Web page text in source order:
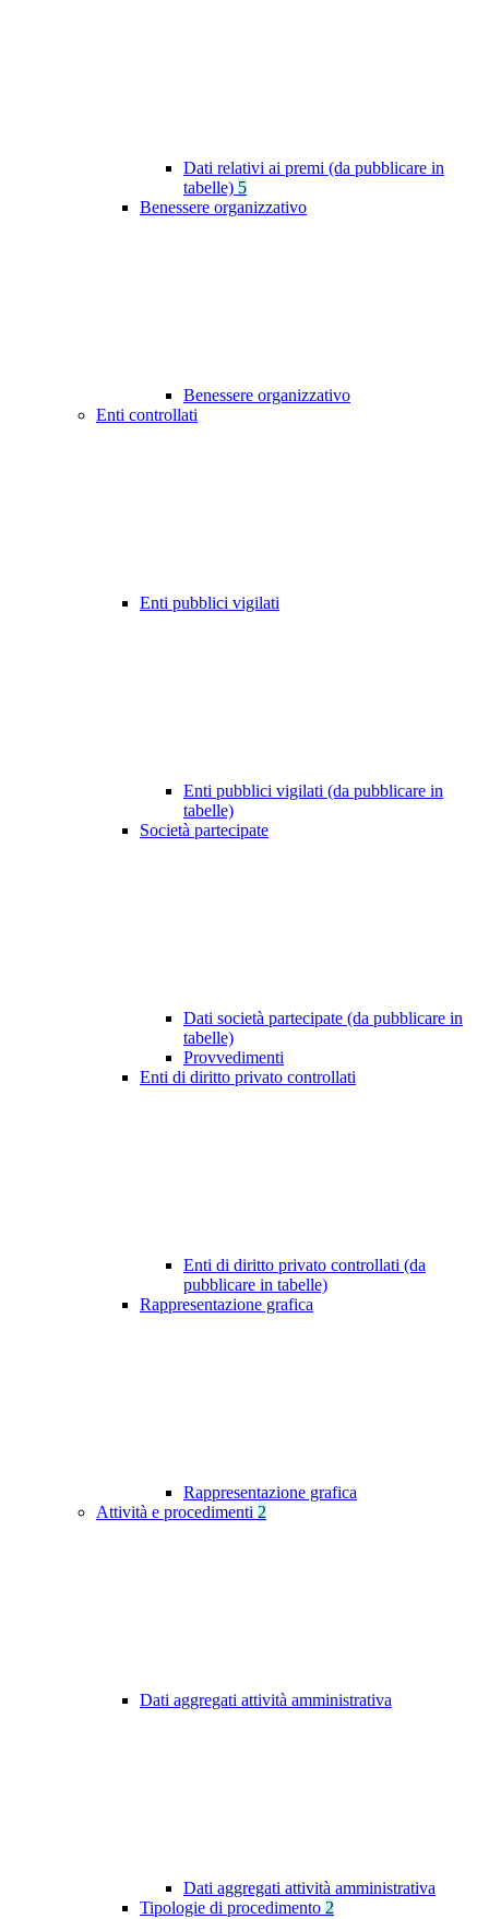
Dati relativi ai premi (da pubblicare in
tabelle) 5
Benessere organizzativo
Benessere organizzativo
Enti controllati
Enti pubblici vigilati
Enti pubblici vigilati (da pubblicare in
tabelle)
Società partecipate
Dati società partecipate (da pubblicare in
tabelle)
Provvedimenti
Enti di diritto privato controllati
Enti di diritto privato controllati (da
pubblicare in tabelle)
Rappresentazione grafica
Rappresentazione grafica
Attività e procedimenti 2
Dati aggregati attività amministrativa
Dati aggregati attività amministrativa
Tipologie di procedimento 2